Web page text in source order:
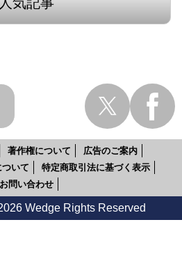
著作権について
広告のご案内
いて
特定商取引法に基づく表示
お問い合わせ
Wedge Rights Reserved